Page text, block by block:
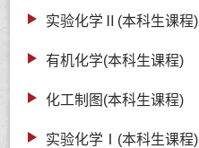
实验化学Ⅱ(本科生课程)
有机化学(本科生课程)
化工制图(本科生课程)
实验化学Ⅰ(本科生课程)